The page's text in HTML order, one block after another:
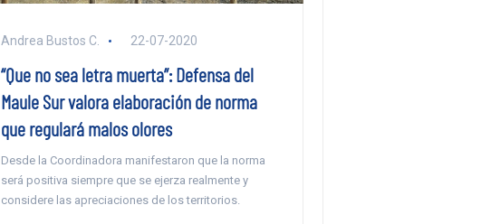
Andrea Bustos C. 22-07-2020
“Que no sea letra muerta”: Defensa del
Maule Sur valora elaboración de norma
que regulará malos olores
Desde la Coordinadora manifestaron que la norma
será positiva siempre que se ejerza realmente y
considere las apreciaciones de los territorios.